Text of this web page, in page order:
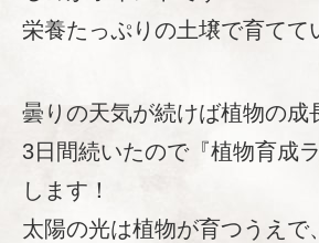
栄養たっぷりの土壌で育てて
曇りの天気が続けば植物の成
3日間続いたので『植物育成
します！
太陽の光は植物が育つうえで